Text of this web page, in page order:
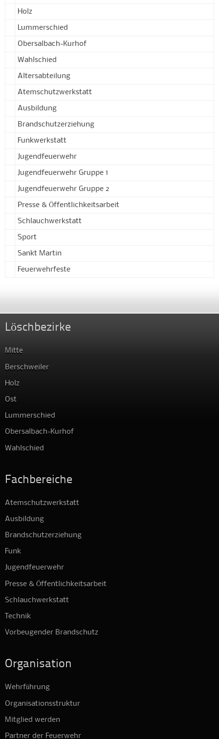
Holz
Lummerschied
Obersalbach-Kurhof
Wahlschied
Altersabteilung
Atemschutzwerkstatt
Ausbildung
Brandschutzerziehung
Funkwerkstatt
Jugendfeuerwehr
Jugendfeuerwehr Gruppe 1
Jugendfeuerwehr Gruppe 2
Presse & Öffentlichkeitsarbeit
Schlauchwerkstatt
Sport
Sankt Martin
Feuerwehrfeste
Löschbezirke
Mitte
Berschweiler
Holz
Ost
Lummerschied
Obersalbach-Kurhof
Wahlschied
Fachbereiche
Atemschutzwerkstatt
Ausbildung
Brandschutzerziehung
Funk
Jugendfeuerwehr
Presse & Öffentlichkeitsarbeit
Schlauchwerkstatt
Technik
Vorbeugender Brandschutz
Organisation
Wehrführung
Organisationsstruktur
Mitglied werden
Partner der Feuerwehr